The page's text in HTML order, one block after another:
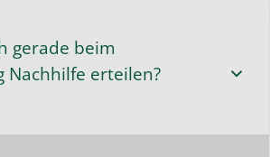
gerade beim
Nachhilfe erteilen?